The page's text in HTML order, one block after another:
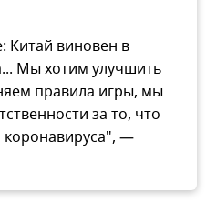
Китай виновен в
Мы хотим улучшить
правила игры, мы
за то, что
коронавируса", —